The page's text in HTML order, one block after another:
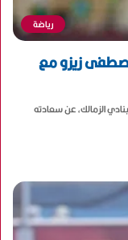
رياضة
زيزو مع
الزمالك، عن سعادته